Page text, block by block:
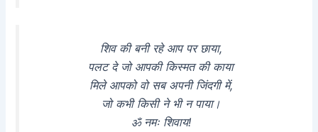
शिव की बनी रहे आप पर छाया,
पलट दे जो आपकी किस्मत की काया
मिले आपको वो सब अपनी जिंदगी में,
जो कभी किसी ने भी न पाया।
ॐ नमः शिवाय!